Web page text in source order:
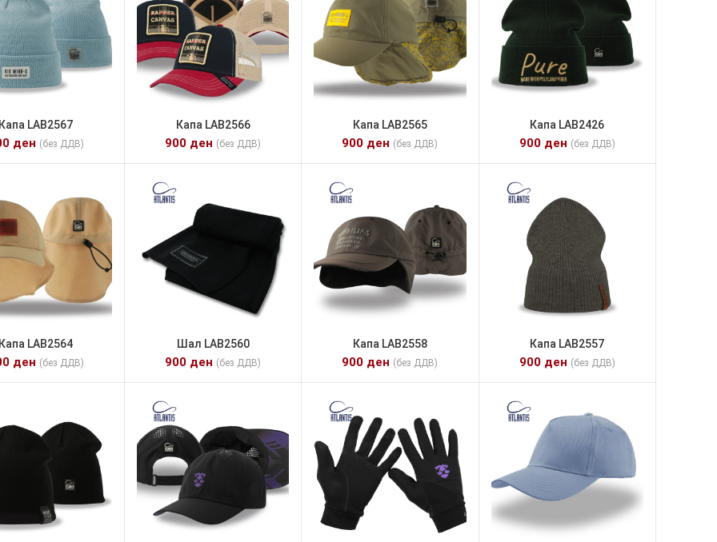
LAB2567
ден (без ДДВ)
Капа LAB2566
900 ден (без ДДВ)
Капа LAB2565
900 ден (без ДДВ)
Капа LAB2426
900 ден (без ДДВ)
LAB2564
ден (без ДДВ)
Шал LAB2560
900 ден (без ДДВ)
Капа LAB2558
900 ден (без ДДВ)
Капа LAB2557
900 ден (без ДДВ)